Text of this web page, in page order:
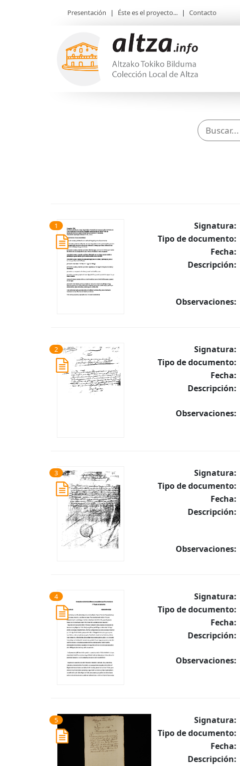
Presentación | Éste es el proyecto... | Contacto
1 Signatura:
Tipo de documento:
Fecha:
Descripción:
Observaciones:
2 Signatura:
Tipo de documento:
Fecha:
Descripción:
Observaciones:
3 Signatura:
Tipo de documento:
Fecha:
Descripción:
Observaciones:
4 Signatura:
Tipo de documento:
Fecha:
Descripción:
Observaciones:
5 Signatura:
Tipo de documento:
Fecha:
Descripción: